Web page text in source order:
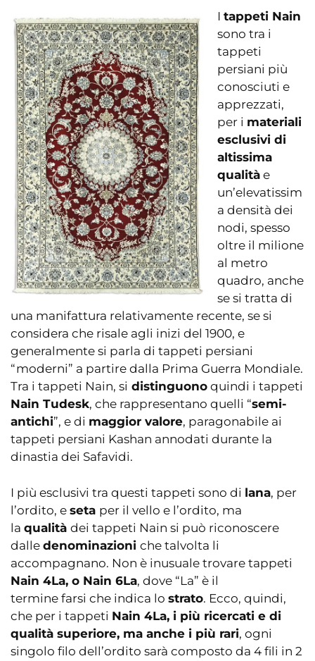
I tappeti Nain
sono tra i
tappeti
persiani più
conosciuti e
apprezzati,
per i materiali
esclusivi di
altissima
qualità e
un’elevatissim
a densità dei
nodi, spesso
oltre il milione
al metro
quadro, anche
se si tratta di
una manifattura relativamente recente, se si
considera che risale agli inizi del 1900, e
generalmente si parla di tappeti persiani
“moderni” a partire dalla Prima Guerra Mondiale.
Tra i tappeti Nain, si distinguono quindi i tappeti
Nain Tudesk, che rappresentano quelli “semi-
antichi”, e di maggior valore, paragonabile ai
tappeti persiani Kashan annodati durante la
dinastia dei Safavidi.
I più esclusivi tra questi tappeti sono di lana, per
l’ordito, e seta per il vello e l’ordito, ma
la qualità dei tappeti Nain si può riconoscere
dalle denominazioni che talvolta li
accompagnano. Non è inusuale trovare tappeti
Nain 4La, o Nain 6La, dove “La” è il
termine farsi che indica lo strato. Ecco, quindi,
che per i tappeti Nain 4La, i più ricercati e di
qualità superiore, ma anche i più rari, ogni
singolo filo dell’ordito sarà composto da 4 fili in 2